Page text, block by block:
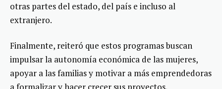
otras partes del estado, del país e incluso al
extranjero.
Finalmente, reiteró que estos programas buscan
impulsar la autonomía económica de las mujeres,
apoyar a las familias y motivar a más emprendedoras
a formalizar y hacer crecer sus proyectos.